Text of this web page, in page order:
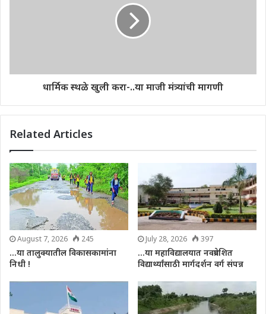
धार्मिक स्थळे खुली करा-..या माजी मंत्र्यांची मागणी
Related Articles
August 7, 2026 245
…या तालुक्यातील विकासकामांना
निधी !
July 28, 2026 397
…या महाविद्यालयात नवप्रवेशित
विद्यार्थ्यांसाठी मार्गदर्शन वर्ग संपन्न